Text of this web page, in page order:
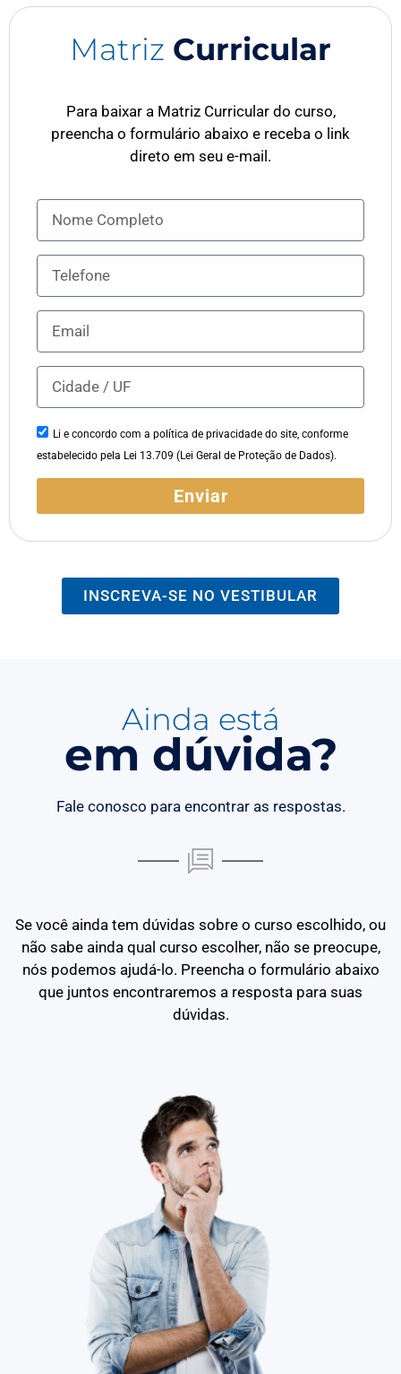
Matriz Curricular
Para baixar a Matriz Curricular do curso,
preencha o formulário abaixo e receba o link
direto em seu e-mail.
Li e concordo com a política de privacidade do site, conforme
estabelecido pela Lei 13.709 (Lei Geral de Proteção de Dados).
Enviar
INSCREVA-SE NO VESTIBULAR
Ainda está
em dúvida?
Fale conosco para encontrar as respostas.
Se você ainda tem dúvidas sobre o curso escolhido, ou
não sabe ainda qual curso escolher, não se preocupe,
nós podemos ajudá-lo. Preencha o formulário abaixo
que juntos encontraremos a resposta para suas
dúvidas.